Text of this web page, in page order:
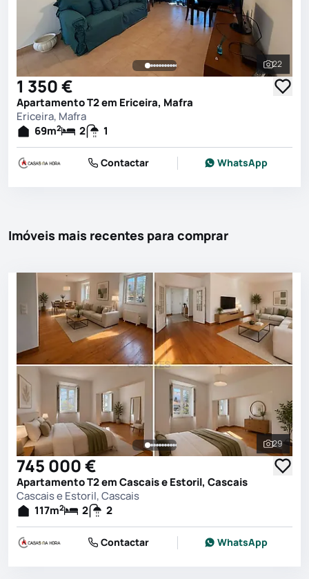
Ver
22
1 350 €
Apartamento T2 em Ericeira, Mafra
Ericeira, Mafra
69m2 2 1
Contactar WhatsApp
Imóveis mais recentes para comprar
Ver
29
745 000 €
Apartamento T2 em Cascais e Estoril, Cascais
Cascais e Estoril, Cascais
117m2 2 2
Contactar WhatsApp